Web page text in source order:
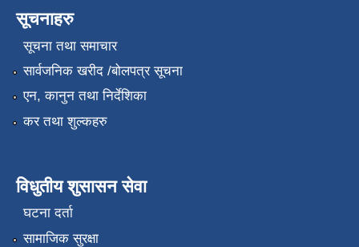
सूचनाहरु
सूचना तथा समाचार
सार्वजनिक खरीद /बोलपत्र सूचना
एन, कानुन तथा निर्देशिका
कर तथा शुल्कहरु
विधुतीय शुसासन सेवा
घटना दर्ता
सामाजिक सुरक्षा